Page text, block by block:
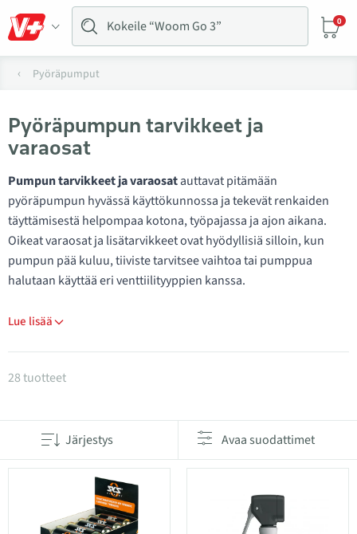
0
Pyöräpumput
Pyöräpumpun tarvikkeet ja
varaosat
Pumpun tarvikkeet ja varaosatauttavat pitämään
pyöräpumpun hyvässä käyttökunnossa ja tekevät renkaiden
täyttämisestä helpompaa kotona, työpajassa ja ajon aikana.
Oikeat varaosat ja lisätarvikkeet ovat hyödyllisiä silloin, kun
pumpun pää kuluu, tiiviste tarvitsee vaihtoa tai pumppua
halutaan käyttää eri venttiilityyppien kanssa.
Lue lisää
Tuotteet kategoriassa Pyörän pumppujen varaosat
28 tuotteet
Järjestys Avaa suodattimet